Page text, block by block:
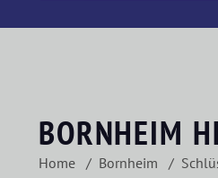
BORNHEIM
Home Bornheim